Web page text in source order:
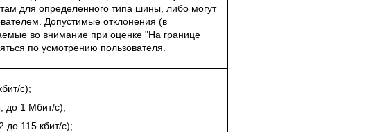
для определенного типа шины, либо могут
Допустимые отклонения (в
во внимание при оценке "На границе
по усмотрению пользователя.
с);
до 1 Мбит/с);
до 115 кбит/с);